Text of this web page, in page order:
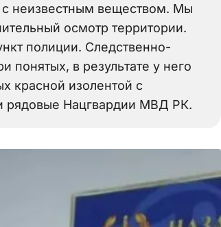
с неизвестным веществом. Мы
осмотр территории.
полиции. Следственно-
понятых, в результате у него
красной изолентой с
рядовые Нацгвардии МВД РК.